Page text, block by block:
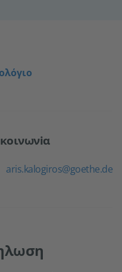
Email
aris.kalogiros@goethe.de